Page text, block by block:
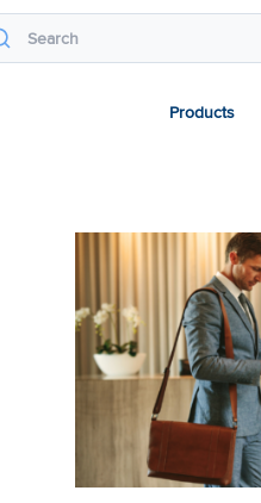
Products